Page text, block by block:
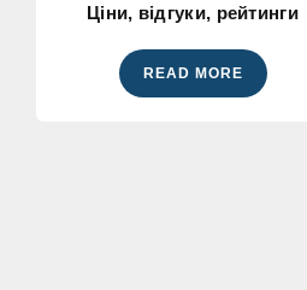
Ціни, відгуки, рейтинги
READ MORE